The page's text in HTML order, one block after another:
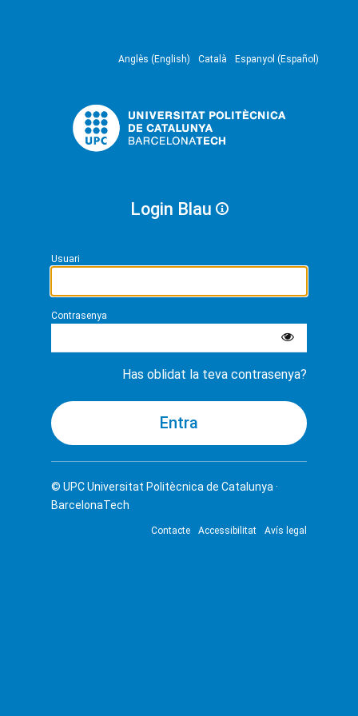
Anglès (English) Català Espanyol (Español)
Login Blau
Usuari
Contrasenya
Has oblidat la teva contrasenya?
© UPCUniversitat Politècnica de Catalunya ·
BarcelonaTech
Contacte Accessibilitat Avís legal